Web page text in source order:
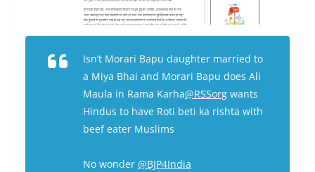
Isn’t Morari Bapu daughter married to
a Miya Bhai and Morari Bapu does Ali
Maula in Rama Karha@RSSorg wants
Hindus to have Roti beti ka rishta with
beef eater Muslims
No wonder @BJP4India